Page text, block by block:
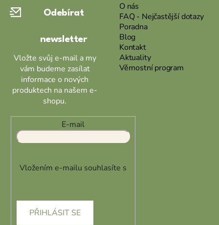
Odebírat
newsletter
Vložte svůj e-mail a my
vám budeme zasílat
informace o nových
produktech na našem e-
shopu.
E-mail
Vložením e-mailu souhlasíte s
PŘIHLÁSIT SE
O nás
FAQ - Nejčastější dotazy
Poradna
Blog
Kontakt
Aktuality
Věrnostní program